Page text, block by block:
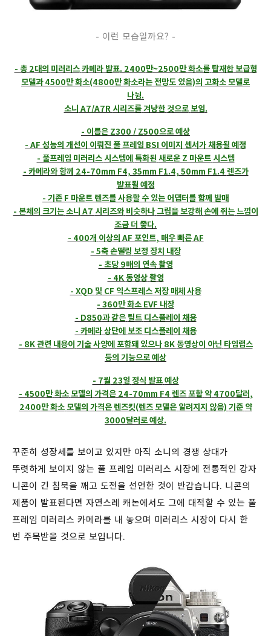
- 이런 모습일까요? -
- 총2대의 미러리스카메라 발표. 2400만~2500만화소를 탑재한보급형
모델과4500만화소(4800만화소라는전망도 있음)의 고화소모델로
나뉨.
소니 A7/A7R 시리즈를겨냥한 것으로보임.
- 이름은 Z300 / Z500으로예상
- AF 성능의 개선이 이뤄진풀프레임 BSI 이미지 센서가채용될 예정
- 풀프레임 미러리스 시스템에특화된새로운Z 마운트 시스템
- 카메라와함께 24-70mm F4, 35mm F1.4, 50mm F1.4 렌즈가
발표될 예정
- 기존 F 마운트 렌즈를사용할수 있는 어댑터를함께 발매
- 본체의 크기는소니 A7 시리즈와 비슷하나그립을보강해손에쥐는느낌이
조금 더 좋다.
- 400개 이상의 AF 포인트, 매우빠른AF
- 5축손떨림 보정 장치 내장
- 초당9매의 연속촬영
- 4K동영상촬영
- XQD 및CF 익스프레스저장 매체사용
- 360만화소 EVF 내장
- D850과같은 틸트 디스플레이 채용
- 카메라상단에보조 디스플레이 채용
- 8K관련 내용이 기술사양에포함돼 있으나8K동영상이 아닌 타임랩스
등의 기능으로예상
- 7월 23일정식 발표예상
- 4500만화소모델의 가격은24-70mm F4 렌즈포함 약4700달러,
2400만화소모델의 가격은 렌즈킷(렌즈모델은 알려지지 않음) 기준 약
3000달러로예상.
꾸준히 성장세를 보이고 있지만 아직 소니의 경쟁 상대가
뚜렷하게 보이지 않는 풀 프레임 미러리스 시장에 전통적인 강자
니콘이 긴 침묵을 깨고 도전을 선언한 것이 반갑습니다. 니콘의
제품이 발표된다면 자연스레 캐논에서도 그에 대적할 수 있는 풀
프레임 미러리스 카메라를 내 놓으며 미러리스 시장이 다시 한
번 주목받을 것으로 보입니다.